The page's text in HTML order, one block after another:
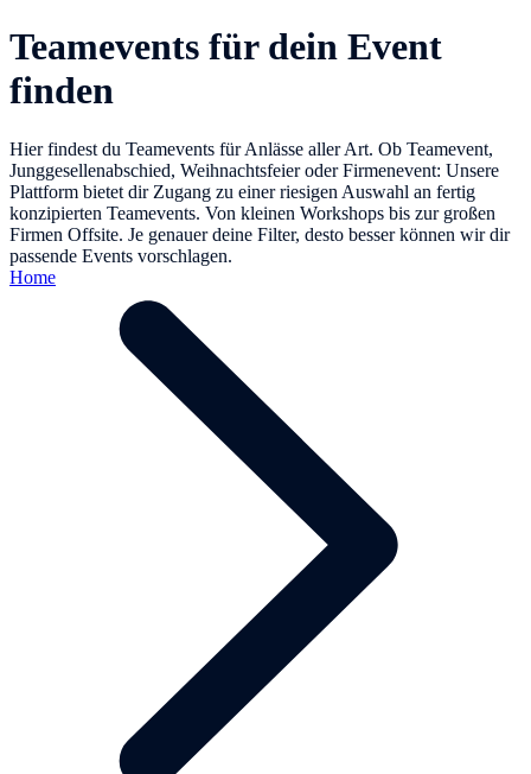
Teamevents für dein Event
finden
Hier findest du Teamevents für Anlässe aller Art. Ob Teamevent,
Junggesellenabschied, Weihnachtsfeier oder Firmenevent: Unsere
Plattform bietet dir Zugang zu einer riesigen Auswahl an fertig
konzipierten Teamevents. Von kleinen Workshops bis zur großen
Firmen Offsite. Je genauer deine Filter, desto besser können wir dir
passende Events vorschlagen.
Home